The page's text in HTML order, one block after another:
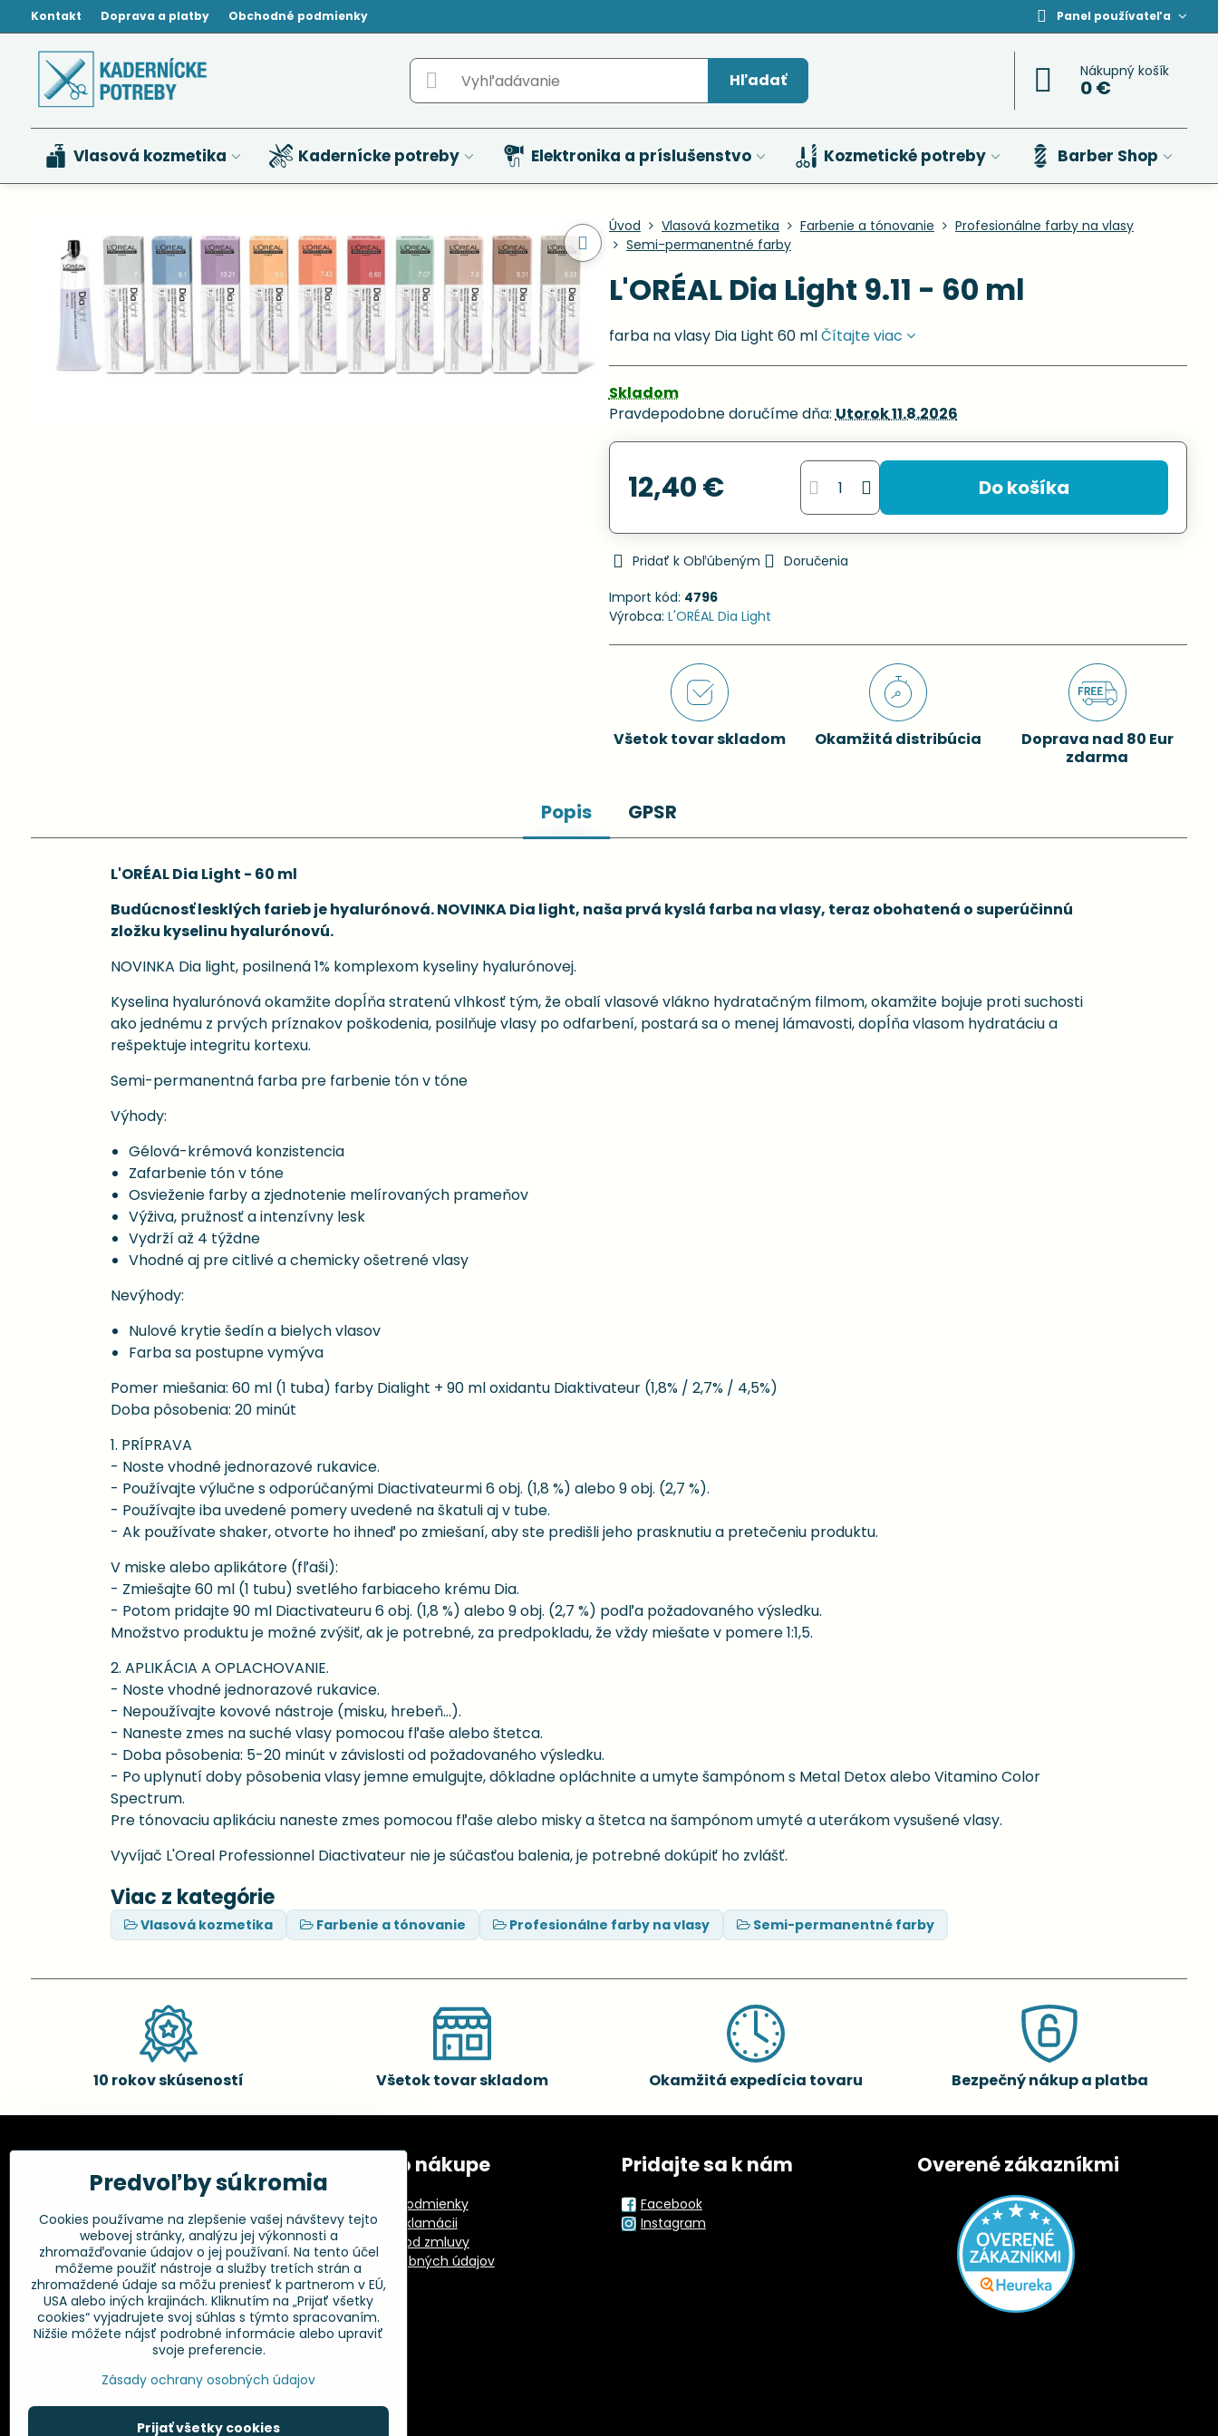
Kontakt Doprava a platby Obchodné podmienky Panel používateľa
Hľadať Nákupný košík
0 €
Vlasová kozmetika Kadernícke potreby Elektronika a príslušenstvo Kozmetické potreby Barber Shop
Úvod Vlasová kozmetika Farbenie a tónovanie
Profesionálne farby na vlasy
Semi-permanentné farby
L'ORÉAL Dia Light 9.11 - 60 ml
farba na vlasy Dia Light 60 mlČítajte viac
Skladom
Pravdepodobne doručíme dňa:Utorok11.8.2026
12,40 € Do košíka
Pridať k Obľúbeným
Doručenia
Import kód: 4796
Výrobca: L'ORÉAL Dia Light
Všetok tovar skladom Okamžitá distribúcia
Doprava nad 80 Eur
zdarma
Popis GPSR
L'ORÉAL Dia Light - 60 ml
Budúcnosť lesklých farieb je hyalurónová. NOVINKA Dia light, naša prvá kyslá farba na vlasy, teraz obohatená o superúčinnú
zložku kyselinu hyalurónovú.
NOVINKA Dia light, posilnená 1% komplexom kyseliny hyalurónovej.
Kyselina hyalurónová okamžite dopĺňa stratenú vlhkosť tým, že obalí vlasové vlákno hydratačným filmom, okamžite bojuje proti suchosti
ako jednému z prvých príznakov poškodenia, posilňuje vlasy po odfarbení, postará sa o menej lámavosti, dopĺňa vlasom hydratáciu a
rešpektuje integritu kortexu.
Semi-permanentná farba pre farbenie tón v tóne
Výhody:
Gélová-krémová konzistencia
Zafarbenie tón v tóne
Osvieženie farby a zjednotenie melírovaných prameňov
Výživa, pružnosť a intenzívny lesk
Vydrží až 4 týždne
Vhodné aj pre citlivé a chemicky ošetrené vlasy
Nevýhody:
Nulové krytie šedín a bielych vlasov
Farba sa postupne vymýva
Pomer miešania: 60 ml (1 tuba) farby Dialight + 90 ml oxidantu Diaktivateur (1,8% / 2,7% / 4,5%)
Doba pôsobenia: 20 minút
1. PRÍPRAVA
- Noste vhodné jednorazové rukavice.
- Používajte výlučne s odporúčanými Diactivateurmi 6 obj. (1,8 %) alebo 9 obj. (2,7 %).
- Používajte iba uvedené pomery uvedené na škatuli aj v tube.
- Ak používate shaker, otvorte ho ihneď po zmiešaní, aby ste predišli jeho prasknutiu a pretečeniu produktu.
V miske alebo aplikátore (fľaši):
- Zmiešajte 60 ml (1 tubu) svetlého farbiaceho krému Dia.
- Potom pridajte 90 ml Diactivateuru 6 obj. (1,8 %) alebo 9 obj. (2,7 %) podľa požadovaného výsledku.
Množstvo produktu je možné zvýšiť, ak je potrebné, za predpokladu, že vždy miešate v pomere 1:1,5.
2. APLIKÁCIA A OPLACHOVANIE.
- Noste vhodné jednorazové rukavice.
- Nepoužívajte kovové nástroje (misku, hrebeň...).
- Naneste zmes na suché vlasy pomocou fľaše alebo štetca.
- Doba pôsobenia: 5-20 minút v závislosti od požadovaného výsledku.
- Po uplynutí doby pôsobenia vlasy jemne emulgujte, dôkladne opláchnite a umyte šampónom s Metal Detox alebo Vitamino Color
Spectrum.
Pre tónovaciu aplikáciu naneste zmes pomocou fľaše alebo misky a štetca na šampónom umyté a uterákom vysušené vlasy.
Vyvíjač L'Oreal Professionnel Diactivateur nie je súčasťou balenia, je potrebné dokúpiť ho zvlášť.
Viac z kategórie
Vlasová kozmetika Farbenie a tónovanie Profesionálne farby na vlasy Semi-permanentné farby
10 rokov skúseností Všetok tovar skladom Okamžitá expedícia tovaru Bezpečný nákup a platba
Kadernícke potreby, s.r.o.
Fakturačné údaje:
Kadernícke potreby, s.r.o.
Klincová 37
821 08 Bratislava
+421 948 014 333
info​@kadernickepotreby​.sk
Objednávky
Všetko o nákupe
Obchodné podmienky
Postup pri reklamácii
Odstúpenie od zmluvy
Ochrana osobných údajov
GPSR
Pridajte sa k nám
Facebook
Instagram
Overené zákazníkmi
Predvoľby súkromia
Cookies používame na zlepšenie vašej návštevy tejto
webovej stránky, analýzu jej výkonnosti a
zhromažďovanie údajov o jej používaní. Na tento účel
môžeme použiť nástroje a služby tretích strán a
zhromaždené údaje sa môžu preniesť k partnerom v EÚ,
USA alebo iných krajinách. Kliknutím na „Prijať všetky
cookies“ vyjadrujete svoj súhlas s týmto spracovaním.
Nižšie môžete nájsť podrobné informácie alebo upraviť
svoje preferencie.
Zásady ochrany osobných údajov
Prijať všetky cookies